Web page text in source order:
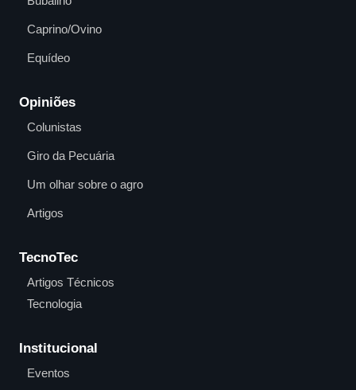
Caprino/Ovino
Equídeo
Opiniões
Colunistas
Giro da Pecuária
Um olhar sobre o agro
Artigos
TecnoTec
Artigos Técnicos
Tecnologia
Institucional
Eventos